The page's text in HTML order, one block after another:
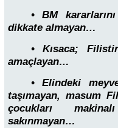
• BM
dikkate almayan…
• Kısaca;
amaçlayan…
• Elindeki
taşımayan, masum
çocukları
sakınmayan…